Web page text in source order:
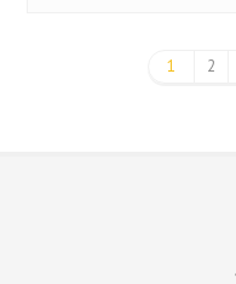
1 2